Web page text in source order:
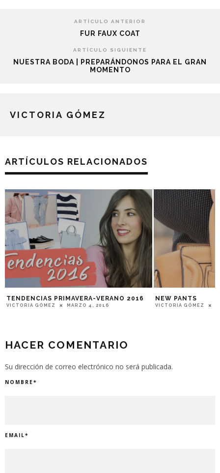
ARTÍCULO ANTERIOR
FUR FAUX COAT
ARTÍCULO SIGUIENTE
NUESTRA BODA | PREPARÁNDONOS PARA EL GRAN
MOMENTO
VICTORIA GÓMEZ
ARTÍCULOS RELACIONADOS
TENDENCIAS PRIMAVERA-VERANO 2016
VICTORIA GÓMEZ MARZO 4, 2016
NEW PANTS
VICTORIA GÓMEZ
HACER COMENTARIO
Su dirección de correo electrónico no será publicada.
NOMBRE*
EMAIL*